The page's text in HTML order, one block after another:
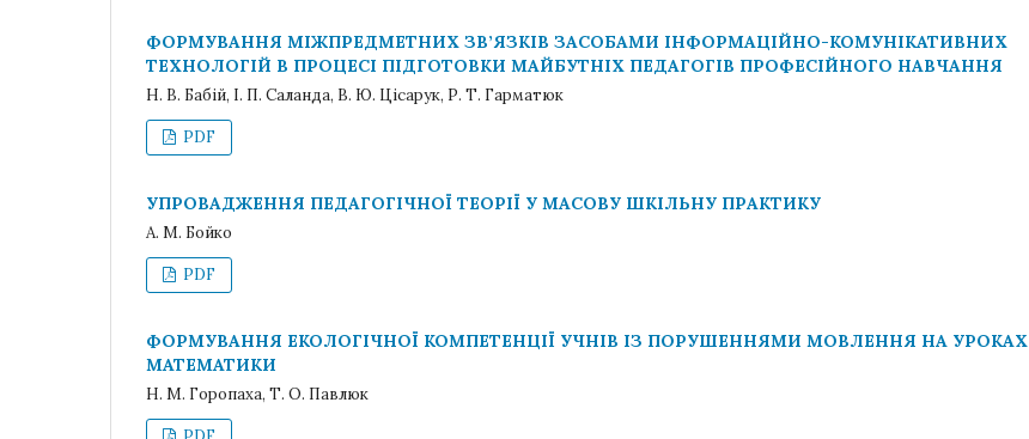
ФОРМУВАННЯ МІЖПРЕДМЕТНИХ ЗВ’ЯЗКІВ ЗАСОБАМИ ІНФОРМАЦІЙНО-КОМУНІКАТИВНИХ
ТЕХНОЛОГІЙ В ПРОЦЕСІ ПІДГОТОВКИ МАЙБУТНІХ ПЕДАГОГІВ ПРОФЕСІЙНОГО НАВЧАННЯ
Н. В. Бабій, І. П. Саланда, В. Ю. Цісарук, Р. Т. Гарматюк
PDF
УПРОВАДЖЕННЯ ПЕДАГОГІЧНОЇ ТЕОРІЇ У МАСОВУ ШКІЛЬНУ ПРАКТИКУ
А. М. Бойко
PDF
ФОРМУВАННЯ ЕКОЛОГІЧНОЇ КОМПЕТЕНЦІЇ УЧНІВ ІЗ ПОРУШЕННЯМИ МОВЛЕННЯ НА УРОКАХ
МАТЕМАТИКИ
Н. М. Горопаха, Т. О. Павлюк